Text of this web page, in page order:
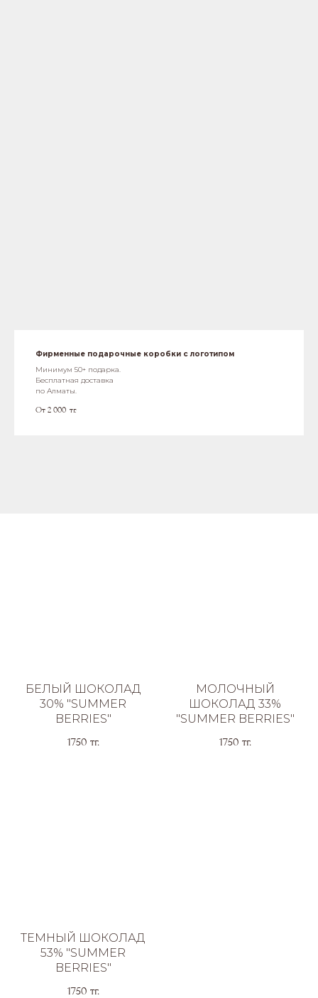
Фирменные подарочные коробки с логотипом
Минимум 50+ подарка.
Бесплатная доставка
по Алматы.
От 2 000 тг.
БЕЛЫЙ ШОКОЛАД
30% "SUMMER
BERRIES"
1750 тг.
МОЛОЧНЫЙ
ШОКОЛАД 33%
"SUMMER BERRIES"
1750 тг.
ТЕМНЫЙ ШОКОЛАД
53% "SUMMER
BERRIES"
1750 тг.